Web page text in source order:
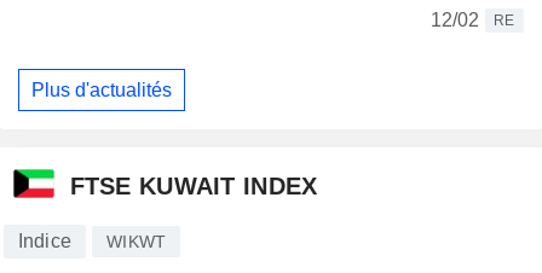
12/02
RE
Plus d'actualités
FTSE KUWAIT INDEX
Indice WIKWT